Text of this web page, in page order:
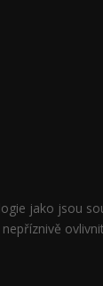
jako jsou